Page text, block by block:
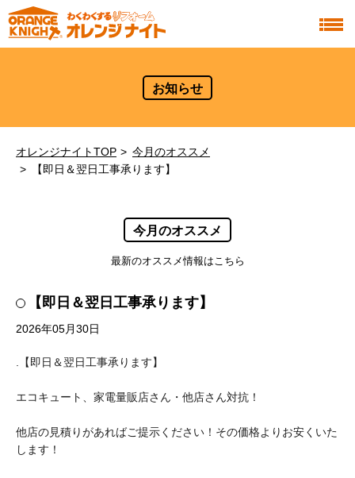
お知らせ
オレンジナイトTOP
今月のオススメ
【即日＆翌日工事承ります】
今月のオススメ
最新のオススメ情報はこちら
【即日＆翌日工事承ります】
2026年05月30日
.【即日＆翌日工事承ります】
エコキュート、家電量販店さん・他店さん対抗！
他店の見積りがあればご提示ください！その価格よりお安くいた
します！